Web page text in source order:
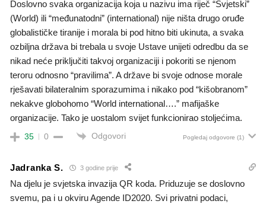
Doslovno svaka organizacija koja u nazivu ima riječ “Svjetski”
(World) ili “međunatodni” (international) nije ništa drugo oruđe
globalističke tiranije i morala bi pod hitno biti ukinuta, a svaka
ozbiljna država bi trebala u svoje Ustave unijeti odredbu da se
nikad neće priključiti takvoj organizaciji i pokoriti se njenom
teroru odnosno “pravilima”. A države bi svoje odnose morale
rješavati bilateralnim sporazumima i nikako pod “kišobranom”
nekakve globohomo “World international….” mafijaške
organizacije. Tako je uostalom svijet funkcionirao stoljećima.
35 0 Odgovori Pogledaj odgovore (1)
Jadranka S. 3 godine prije
Na djelu je svjetska invazija QR koda. Priduzuje se doslovno
svemu, pa i u okviru Agende ID2020. Svi privatni podaci,